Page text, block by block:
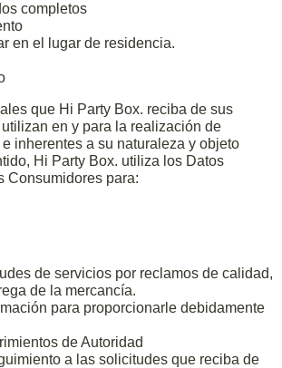
completos
en el lugar de residencia.
que Hi Party Box. reciba de sus
en y para la realización de
inherentes a su naturaleza y objeto
Hi Party Box. utiliza los Datos
Consumidores para:
de servicios por reclamos de calidad,
de la mercancía.
para proporcionarle debidamente
de Autoridad
a las solicitudes que reciba de